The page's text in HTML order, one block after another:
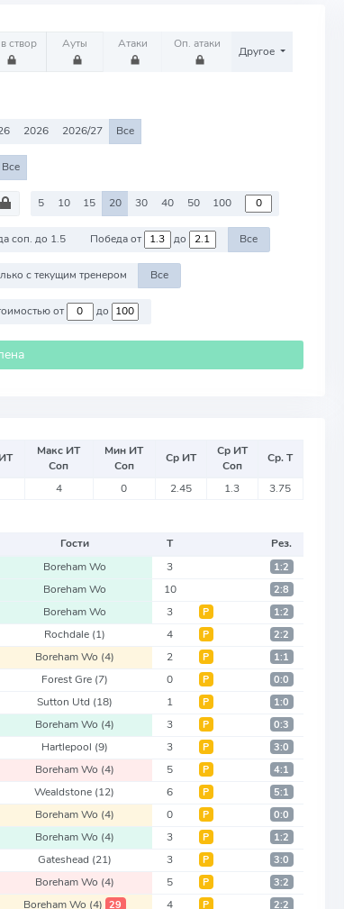
створ Ауты Атаки Оп. атаки
Другое
2026 2026/27 Все
Все
5 10 15 20 30 40 50 100
соп. до 1.5 Победа от до Все
с текущим тренером Все
Против команд со стоимостью от до
Макс ИТ
Соп
Мин ИТ
Соп
Ср ИТ
Ср ИТ
Соп
Ср. Т
4 0 2.45 1.3 3.75
Гости Т
Рез.
Boreham Wo 3 1:2
Boreham Wo 10 2:8
Boreham Wo 3 Р 1:2
Rochdale (1) 4 Р 2:2
Boreham Wo (4) 2 Р 1:1
Forest Gre (7) 0 Р 0:0
Sutton Utd (18) 1 Р 1:0
Boreham Wo (4) 3 Р 0:3
Hartlepool (9) 3 Р 3:0
Boreham Wo (4) 5 Р 4:1
Wealdstone (12) 6 Р 5:1
Boreham Wo (4) 0 Р 0:0
Boreham Wo (4) 3 Р 1:2
Gateshead (21) 3 Р 3:0
Boreham Wo (4) 5 Р 3:2
Boreham Wo (4) 29 4 Р 2:2